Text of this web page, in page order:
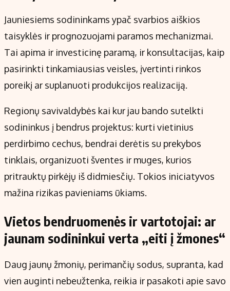
Jauniesiems sodininkams ypač svarbios aiškios
taisyklės ir prognozuojami paramos mechanizmai.
Tai apima ir investicinę paramą, ir konsultacijas, kaip
pasirinkti tinkamiausias veisles, įvertinti rinkos
poreikį ar suplanuoti produkcijos realizaciją.
Regionų savivaldybės kai kur jau bando sutelkti
sodininkus į bendrus projektus: kurti vietinius
perdirbimo cechus, bendrai derėtis su prekybos
tinklais, organizuoti šventes ir muges, kurios
pritrauktų pirkėjų iš didmiesčių. Tokios iniciatyvos
mažina rizikas pavieniams ūkiams.
Vietos bendruomenės ir vartotojai: ar
jaunam sodininkui verta „eiti į žmones“
Daug jaunų žmonių, perimančių sodus, supranta, kad
vien auginti nebeužtenka, reikia ir pasakoti apie savo